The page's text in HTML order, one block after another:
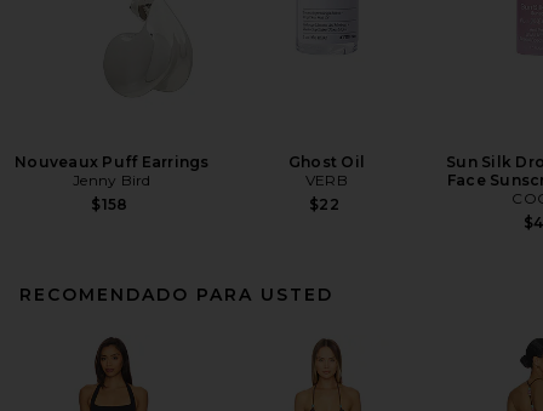
Nouveaux Puff Earrings
Jenny Bird
$158
Ghost Oil
VERB
$22
Sun Silk
Face
RECOMENDADO PARA USTED